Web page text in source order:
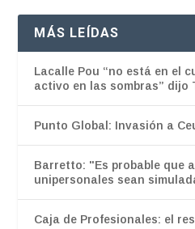
MÁS LEÍDAS
Lacalle Pou “no está en el
activo en las sombras” dijo
Punto Global: Invasión a
Barretto: "Es probable que
unipersonales sean
Caja de Profesionales: el